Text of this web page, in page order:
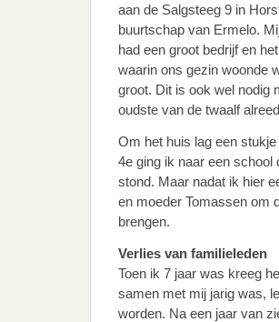
aan de Salgsteeg 9 in
buurtschap van Ermelo.
had een groot bedrijf en
waarin ons gezin woonde
groot. Dit is ook wel nodig
oudste van de twaalf
Om het huis lag een
4e ging ik naar een
stond. Maar nadat ik hier
en moeder Tomassen om
brengen.
Verlies van familieleden
Toen ik 7 jaar was kreeg
samen met mij jarig was,
worden. Na een jaar van